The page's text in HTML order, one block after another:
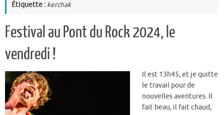
Étiquette : kerchak
Festival au Pont du Rock 2024, le
vendredi !
Il est 13h45, et je quitte
le travail pour de
nouvelles aventures. Il
fait beau, il fait chaud,